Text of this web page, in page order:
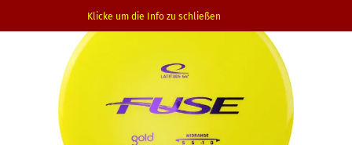
Klicke um die Info zu schließen